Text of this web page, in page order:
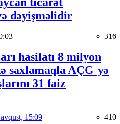
dəyişməlidir
316
hasilatı 8 milyon
saxlamaqla AÇG-yə
31 faiz
15:09 410